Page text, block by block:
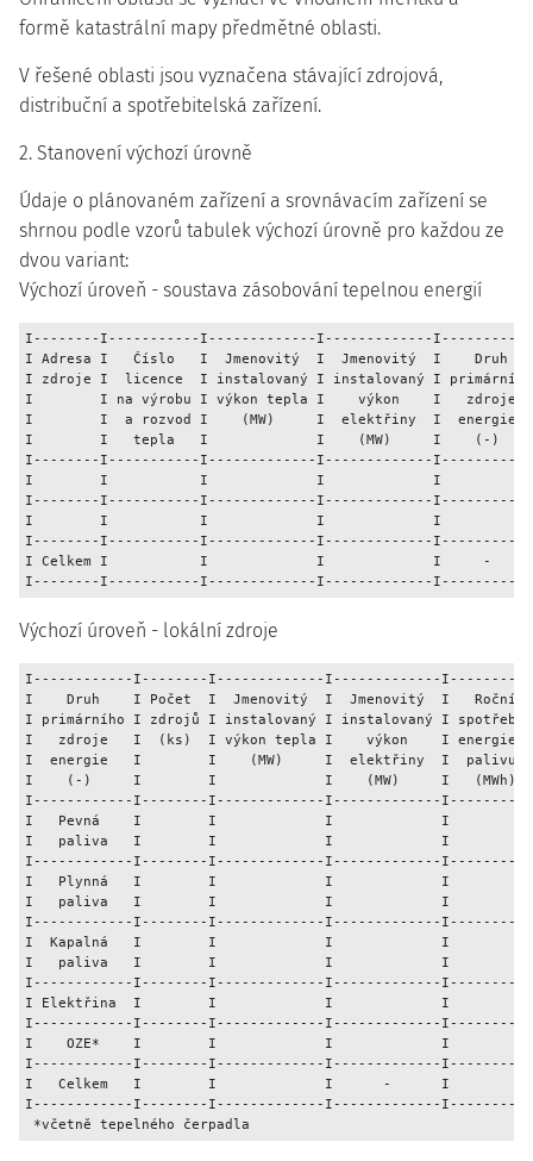
formě katastrální mapy předmětné oblasti.
V řešené oblasti jsou vyznačena stávající zdrojová,
distribuční a spotřebitelská zařízení.
2. Stanovení výchozí úrovně
Údaje o plánovaném zařízení a srovnávacím zařízení se
shrnou podle vzorů tabulek výchozí úrovně pro každou ze
dvou variant:
Výchozí úroveň - soustava zásobování tepelnou energií
I--------I-----------I-------------I-------------
I Adresa I   Číslo   I  Jmenovitý  I  Jmenovitý  I
I zdroje I  licence  I instalovaný I instalovaný I
I        I na výrobu I výkon tepla I    výkon    I   zdroje
I        I  a rozvod I    (MW)     I  elektřiny  I  energie
I        I   tepla   I             I    (MW)     I    (-)
I--------I-----------I-------------I-------------
I        I           I             I             I
I--------I-----------I-------------I-------------
I        I           I             I             I
I--------I-----------I-------------I-------------
I Celkem I           I             I             I     -
Výchozí úroveň - lokální zdroje
I------------I--------I-------------I-------------
I    Druh    I Počet  I  Jmenovitý  I  Jmenovitý  I
I primárního I zdrojů I instalovaný I instalovaný I
I   zdroje   I  (ks)  I výkon tepla I    výkon    I energie
I  energie   I        I    (MW)     I  elektřiny  I  palivu
I    (-)     I        I             I    (MW)     I
I------------I--------I-------------I-------------
I   Pevná    I        I             I             I
I   paliva   I        I             I             I
I------------I--------I-------------I-------------
I   Plynná   I        I             I             I
I   paliva   I        I             I             I
I------------I--------I-------------I-------------
I  Kapalná   I        I             I             I
I   paliva   I        I             I             I
I------------I--------I-------------I-------------
I Elektřina  I        I             I             I
I------------I--------I-------------I-------------
I    OZE*    I        I             I             I
I------------I--------I-------------I-------------
I   Celkem   I        I             I      -      I
I------------I--------I-------------I-------------